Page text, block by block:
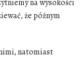
na wysokości
że późnym
natomiast